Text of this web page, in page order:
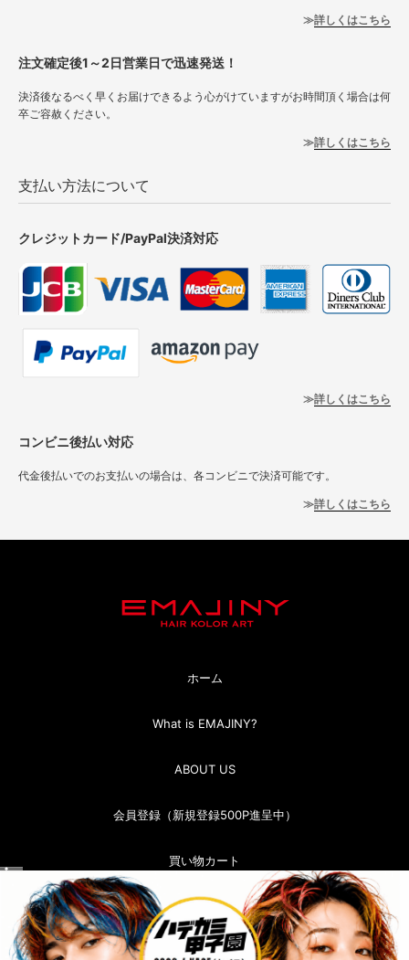
詳しくはこちら
注文確定後1～2日営業日で迅速発送！
決済後なるべく早くお届けできるよう心がけていますがお時間頂く場合は何
卒ご容赦ください。
詳しくはこちら
支払い方法について
クレジットカード/PayPal決済対応
詳しくはこちら
コンビニ後払い対応
代金後払いでのお支払いの場合は、各コンビニで決済可能です。
詳しくはこちら
ホーム
What is EMAJINY?
ABOUT US
会員登録（新規登録500P進呈中）
買い物カート
マイページ（ログイン）
お問い合わせ